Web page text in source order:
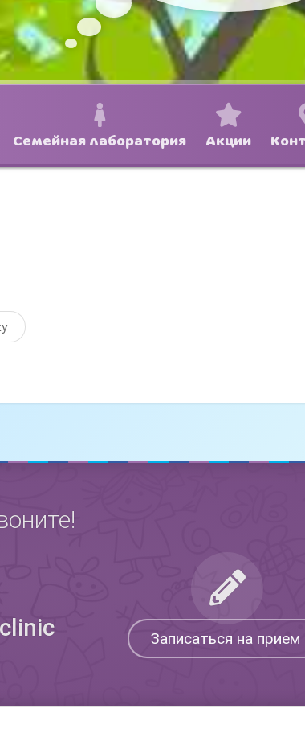
Семейная лаборатория Акции
Записаться на прием